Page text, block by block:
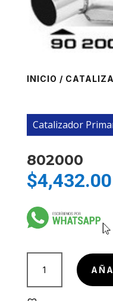
INICIO /
Catalizador
802000
$4,432.00
cantidad